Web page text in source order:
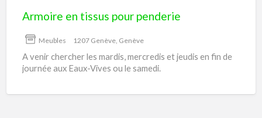
Armoire en tissus pour penderie
Meubles 1207 Genève, Genève
A venir chercher les mardis, mercredis et jeudis en fin de
journée aux Eaux-Vives ou le samedi.